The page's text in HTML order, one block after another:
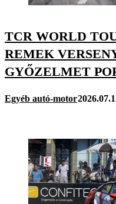
TCR WORLD
REMEK
GYŐZELMET
Egyéb autó-motor